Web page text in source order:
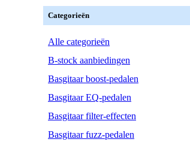
Categorieën
Alle categorieën
B-stock aanbiedingen
Basgitaar boost-pedalen
Basgitaar EQ-pedalen
Basgitaar filter-effecten
Basgitaar fuzz-pedalen